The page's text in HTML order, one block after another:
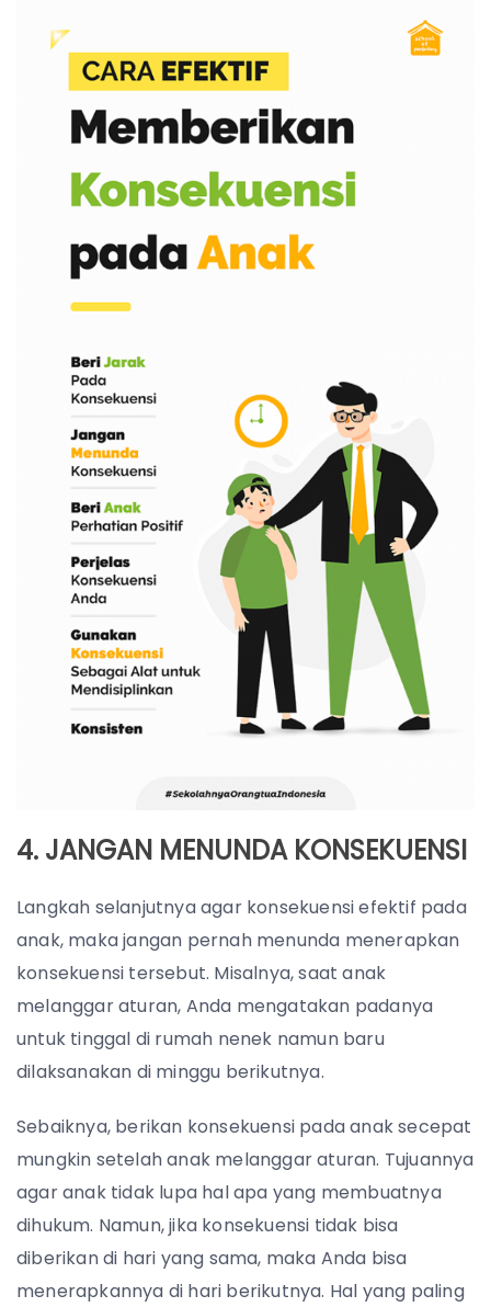
4. JANGAN MENUNDA KONSEKUENSI
Langkah selanjutnya agar konsekuensi efektif pada
anak, maka jangan pernah menunda menerapkan
konsekuensi tersebut. Misalnya, saat anak
melanggar aturan, Anda mengatakan padanya
untuk tinggal di rumah nenek namun baru
dilaksanakan di minggu berikutnya.
Sebaiknya, berikan konsekuensi pada anak secepat
mungkin setelah anak melanggar aturan. Tujuannya
agar anak tidak lupa hal apa yang membuatnya
dihukum. Namun, jika konsekuensi tidak bisa
diberikan di hari yang sama, maka Anda bisa
menerapkannya di hari berikutnya. Hal yang paling